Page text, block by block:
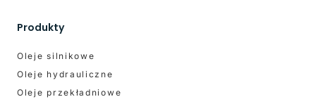
Produkty
Oleje silnikowe
Oleje hydrauliczne
Oleje przekładniowe